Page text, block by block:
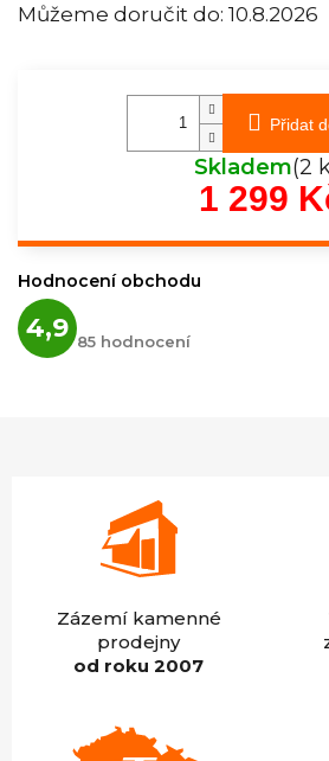
Můžeme doručit do: 10.8.2026
Přidat
Skladem(2
1 299
Hodnocení obchodu
4,9 hodnocení
obchodu
85 hodnocení
Zázemí kamenné
prodejny
od roku 2007